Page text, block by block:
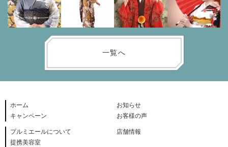
一覧へ
ホーム
お知らせ
キャンペーン
お客様の声
プルミエールについて
店舗情報
提携美容室